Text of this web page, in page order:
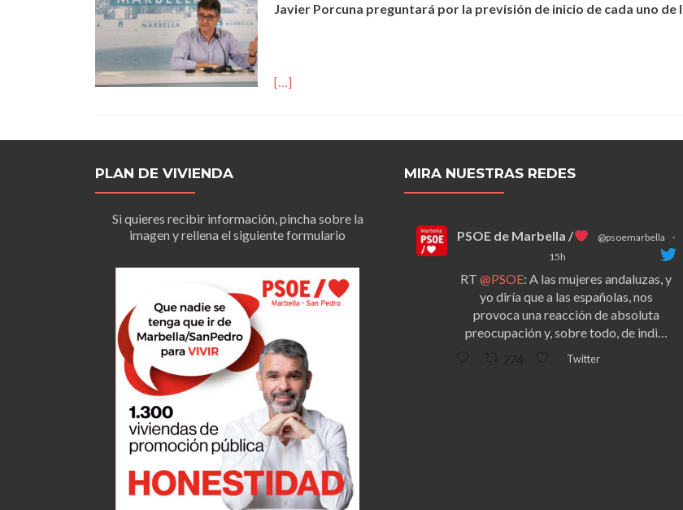
Javier Porcuna preguntará por la previsión de inicio de cada uno de
[…]
PLAN DE VIVIENDA
Si quieres recibir información, pincha sobre la
imagen y rellena el siguiente formulario
MIRA NUESTRAS REDES
PSOE de Marbella / @psoemarbella
·
15h
RT @PSOE: A las mujeres andaluzas, y
yo diría que a las españolas, nos
provoca una reacción de absoluta
preocupación y, sobre todo, de indi…
Twitter